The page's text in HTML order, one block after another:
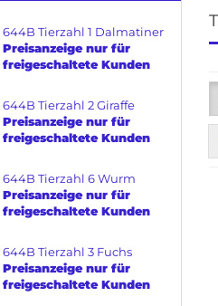
Besondere
Spezielle
Figuren
644B Tierzahl 1 Dalmatiner
Preisanzeige nur für
freigeschaltete Kunden
644B Tierzahl 2 Giraffe
Preisanzeige nur für
freigeschaltete Kunden
644B Tierzahl 6 Wurm
Preisanzeige nur für
freigeschaltete Kunden
644B Tierzahl 3 Fuchs
Preisanzeige nur für
freigeschaltete Kunden